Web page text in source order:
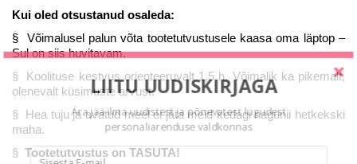
Kui oled otsustanud osaleda:
§ Võimalusel palun võta tootetutvustusele kaasa oma läptop –
Sul on siis huvitavam.
§ Koolituse kestvus orienteeruvalt 1,5 h. Võimalik ka pikemalt,
olenevalt küsimuste arvust.
§ Hea tuju ja avatud meel ei jäta meid kedagi nagunii hetkekski
maha.
§ Tootetutvustus on TASUTA!
LIITU UUDISKIRJAGA
Ära jää ilma uudistest ja põnevatest lugudest
personaliarenduse valdkonnas